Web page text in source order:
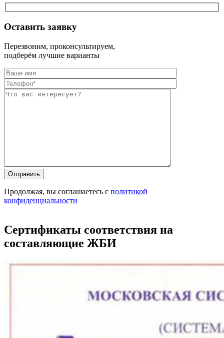
Оставить заявку
Перезвоним, проконсультируем,
подберём лучшие варианты
Продолжая, вы соглашаетесь с политикой
конфиденциальности
Сертификаты соответствия на
составляющие ЖБИ